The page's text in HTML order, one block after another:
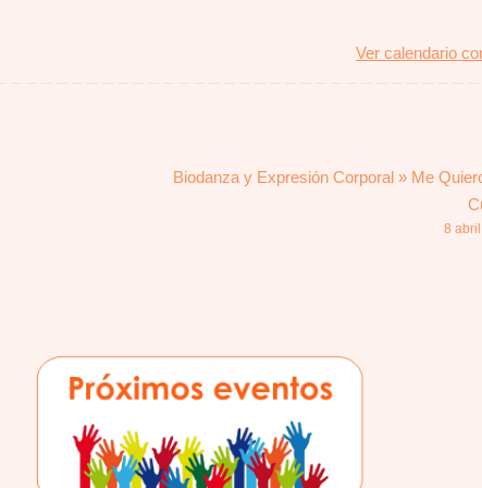
Ver calendario
Biodanza y Expresión Corporal » Me
8